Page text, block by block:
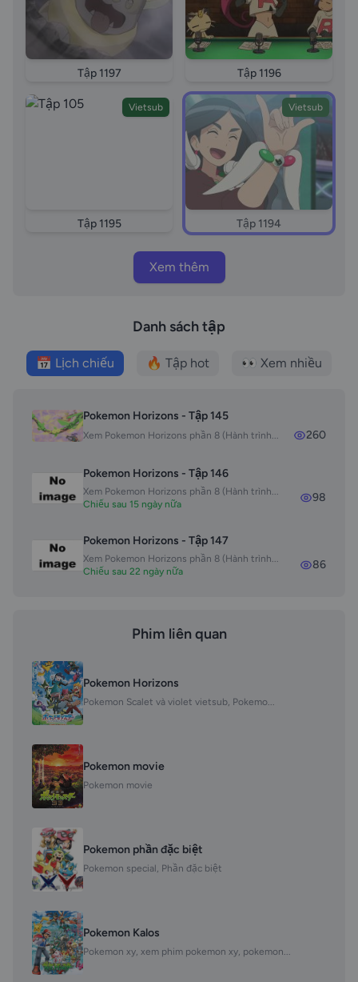
Tập 1197 Tập 1196
Vietsub
Tập 1195
Vietsub
Tập 1194
Xem thêm
Danh sách tập
📅 Lịch chiếu 🔥 Tập hot 👀 Xem nhiều
Pokemon Horizons - Tập 145
Xem Pokemon Horizons phần 8 (Hành trình... 260
Pokemon Horizons - Tập 146
Xem Pokemon Horizons phần 8 (Hành trình...
Chiếu sau 15 ngày nữa
98
Pokemon Horizons - Tập 147
Xem Pokemon Horizons phần 8 (Hành trình...
Chiếu sau 22 ngày nữa
86
Phim liên quan
Pokemon Horizons
Pokemon Scalet và violet vietsub, Pokemo...
Pokemon movie
Pokemon movie
Pokemon phần đặc biệt
Pokemon special, Phần đặc biệt
Pokemon Kalos
Pokemon xy, xem phim pokemon xy, pokemon...